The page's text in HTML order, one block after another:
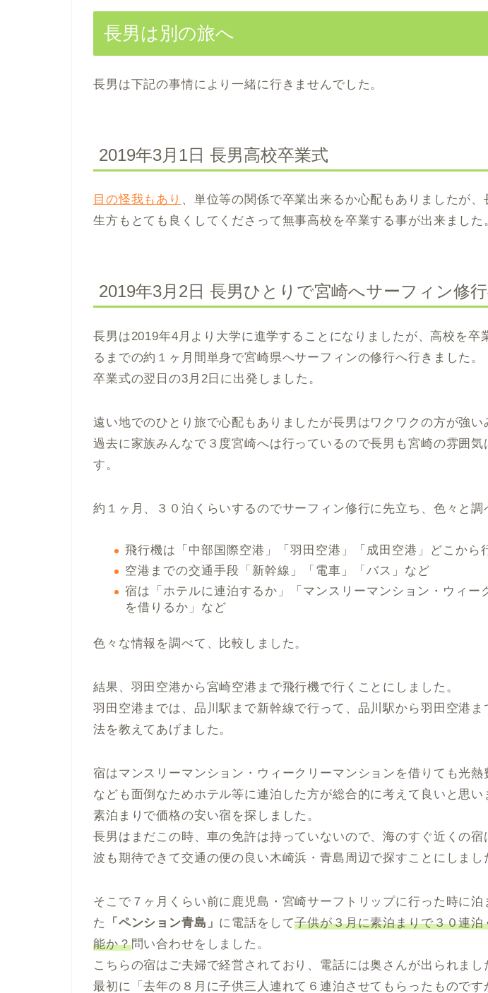
長男は別の旅へ
長男は下記の事情により一緒に行きませんでした。
2019年3月1日 長男高校卒業式
目の怪我もあり 、単位等の関係で卒業出来るか心配もありましたが
生方もとても良くしてくださって無事高校を卒業する事が出来ました
2019年3月2日 長男ひとりで宮崎へサーフィン修行
長男は2019年4月より大学に進学することになりましたが、高校を卒
るまでの約１ヶ月間単身で宮崎県へサーフィンの修行へ行きました。
卒業式の翌日の3月2日に出発しました。
遠い地でのひとり旅で心配もありましたが長男はワクワクの方が強い
過去に家族みんなで３度宮崎へは行っているので長男も宮崎の雰囲気
す。
約１ヶ月、３０泊くらいするのでサーフィン修行に先立ち、色々と調
飛行機は「中部国際空港」「羽田空港」「成田空港」どこから
空港までの交通手段「新幹線」「電車」「バス」など
宿は「ホテルに連泊するか」「マンスリーマンション・ウィー
を借りるか」など
色々な情報を調べて、比較しました。
結果、羽田空港から宮崎空港まで飛行機で行くことにしました。
羽田空港までは、品川駅まで新幹線で行って、品川駅から羽田空港ま
法を教えてあげました。
宿はマンスリーマンション・ウィークリーマンションを借りても光熱
なども面倒なためホテル等に連泊した方が総合的に考えて良いと思い
素泊まりで価格の安い宿を探しました。
長男はまだこの時、車の免許は持っていないので、海のすぐ近くの宿
波も期待できて交通の便の良い木崎浜・青島周辺で探すことにしまし
そこで７ヶ月くらい前に鹿児島・宮崎サーフトリップに行った時に泊
た
「ペンション青島」 に電話をして子供が３月に素泊まりで３０連
能か？問い合わせをしました。
こちらの宿はご夫婦で経営されており、電話には奥さんが出られまし
最初に「去年の８月に子供三人連れて６連泊させてもらったものです